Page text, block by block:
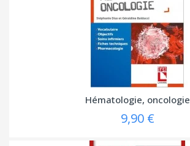
Hématologie, oncologie
9,90 €